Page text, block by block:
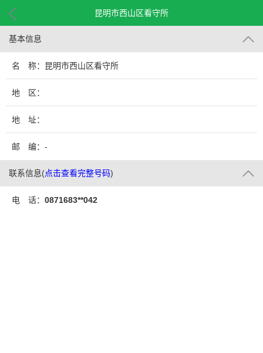
昆明市西山区看守所
基本信息
名 称：昆明市西山区看守所
地 区：
地 址：
邮 编：-
联系信息(点击查看完整号码)
电 话： 0871683**042